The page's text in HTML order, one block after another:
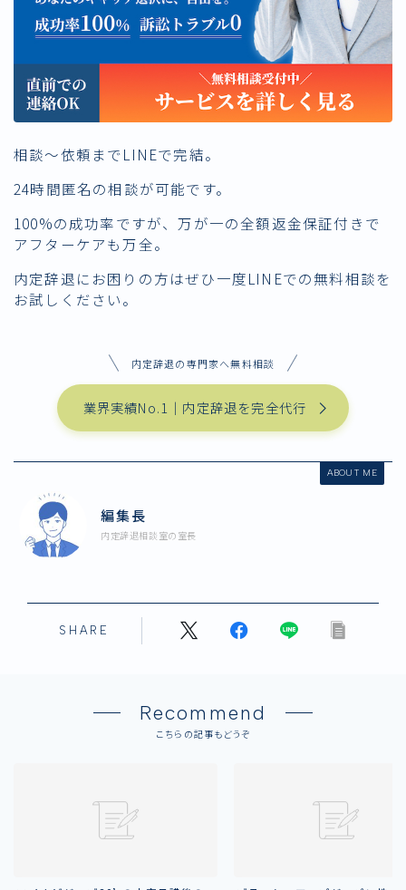
相談〜依頼までLINEで完結。
24時間匿名の相談が可能です。
100%の成功率ですが、万が一の全額返金保証付きで
アフターケアも万全。
内定辞退にお困りの方はぜひ一度LINEでの無料相談を
お試しください。
内定辞退の専門家へ無料相談
業界実績No.1｜内定辞退を完全代行
ABOUT ME
編集長
内定辞退相談室の室長
SHARE
Recommend
こちらの記事もどうぞ